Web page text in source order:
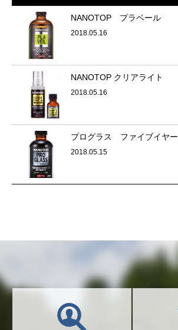
NANOTOP プラベール
2018.05.16
NANOTOP クリアライト
2018.05.16
プログラス ファイブイヤー
2018.05.15